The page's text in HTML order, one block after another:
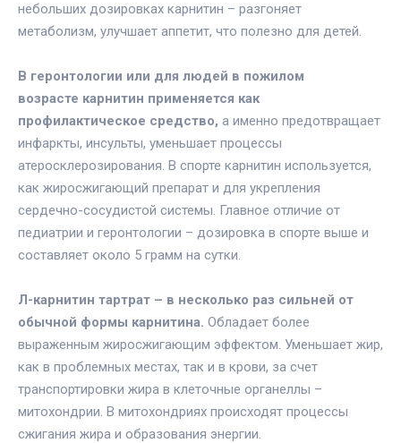
небольших дозировках карнитин – разгоняет
метаболизм, улучшает аппетит, что полезно для детей.
В геронтологии или для людей в пожилом
возрасте карнитин применяется как
профилактическое средство, а именно предотвращает
инфаркты, инсульты, уменьшает процессы
атеросклерозирования. В спорте карнитин используется,
как жиросжигающий препарат и для укрепления
сердечно-сосудистой системы. Главное отличие от
педиатрии и геронтологии – дозировка в спорте выше и
составляет около 5 грамм на сутки.
Л-карнитин тартрат – в несколько раз сильней от
обычной формы карнитина. Обладает более
выраженным жиросжигающим эффектом. Уменьшает жир,
как в проблемных местах, так и в крови, за счет
транспортировки жира в клеточные органеллы –
митохондрии. В митохондриях происходят процессы
сжигания жира и образования энергии.